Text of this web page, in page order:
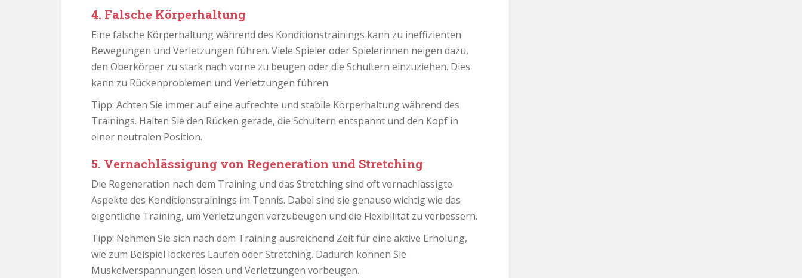
4. Falsche Körperhaltung
Eine falsche Körperhaltung während des Konditionstrainings kann zu ineffizienten
Bewegungen und Verletzungen führen. Viele Spieler oder Spielerinnen neigen dazu,
den Oberkörper zu stark nach vorne zu beugen oder die Schultern einzuziehen. Dies
kann zu Rückenproblemen und Verletzungen führen.
Tipp: Achten Sie immer auf eine aufrechte und stabile Körperhaltung während des
Trainings. Halten Sie den Rücken gerade, die Schultern entspannt und den Kopf in
einer neutralen Position.
5. Vernachlässigung von Regeneration und Stretching
Die Regeneration nach dem Training und das Stretching sind oft vernachlässigte
Aspekte des Konditionstrainings im Tennis. Dabei sind sie genauso wichtig wie das
eigentliche Training, um Verletzungen vorzubeugen und die Flexibilität zu verbessern.
Tipp: Nehmen Sie sich nach dem Training ausreichend Zeit für eine aktive Erholung,
wie zum Beispiel lockeres Laufen oder Stretching. Dadurch können Sie
Muskelverspannungen lösen und Verletzungen vorbeugen.